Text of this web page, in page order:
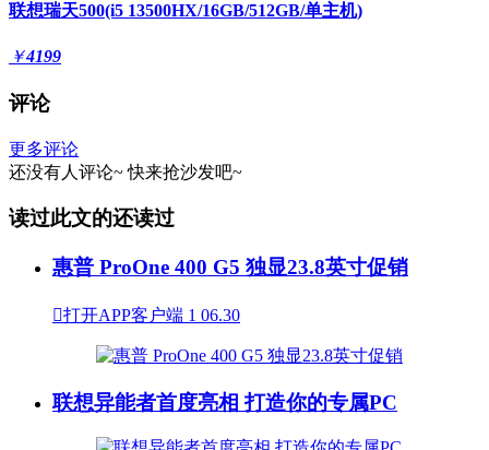
联想瑞天500(i5 13500HX/16GB/512GB/单主机)
￥4199
评论
更多评论
还没有人评论~ 快来抢沙发吧~
读过此文的还读过
惠普 ProOne 400 G5 独显23.8英寸促销
打开APP客户端 1 06.30
联想异能者首度亮相 打造你的专属PC